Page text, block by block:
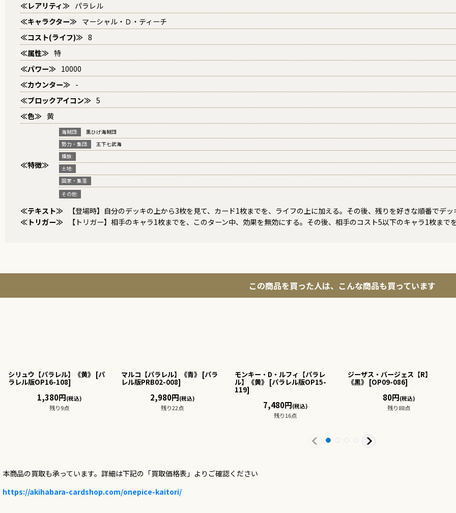
≪レアリティ≫ パラレル
≪キャラクター≫ マーシャル・Ｄ・ティーチ
≪コスト(ライフ)≫ 8
≪属性≫ 特
≪パワー≫ 10000
≪カウンター≫ -
≪ブロックアイコン≫ 5
≪色≫ 黄
≪特徴≫
海賊団:
黒ひげ海賊団
勢力・集団:
王下七武海
種族:
土地:
国家・集落:
その他:
≪テキスト≫
【登場時】自分のデッキの上から3枚を見て、カード1枚までを、ライフの上に加える。その後、残りを好きな順番でデッ
≪トリガー≫
【トリガー】相手のキャラ1枚までを、このターン中、効果を無効にする。その後、相手のコスト5以下のキャラ1枚までを
この商品を買った人は、こんな商品も買っています
シリュウ【パラレル】《黄》 [パ
ラレル版OP16-108]
1,380円(税込)
残り9点
マルコ【パラレル】《青》 [パラ
レル版PRB02-008]
2,980円(税込)
残り22点
モンキー・D・ルフィ【パラレ
ル】《黄》 [パラレル版OP15-
119]
7,480円(税込)
残り16点
ジーザス・バージェス【R】
《黒》 [OP09-086]
80円(税込)
残り88点
本商品の買取も承っています。詳細は下記の「買取価格表」よりご確認ください
https://akihabara-cardshop.com/onepice-kaitori/